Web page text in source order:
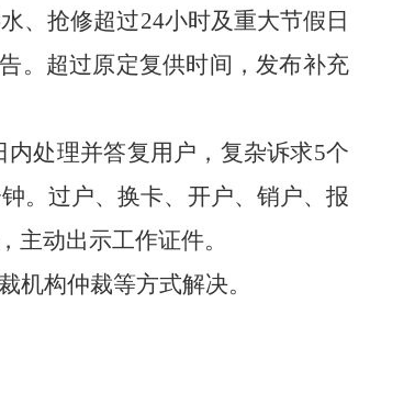
、抢修超过24小时及重大节假日
。超过原定复供时间，发布补充
内处理并答复用户 ， 复杂诉求5个
。过户、换卡、开户、销户、报
动出示工作证件。
机构仲裁等方式解决。